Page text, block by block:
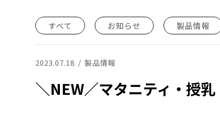
すべて お知らせ 製品情報
2023.07.18 製品情報
＼NEW／マタニティ・授